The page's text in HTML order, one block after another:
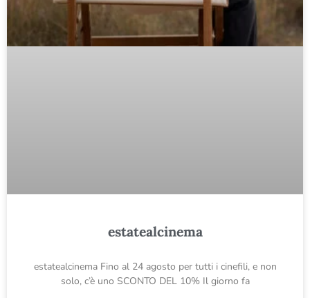
estatealcinema
estatealcinema Fino al 24 agosto per tutti i cinefili, e non
solo, c’è uno SCONTO DEL 10% Il giorno fa